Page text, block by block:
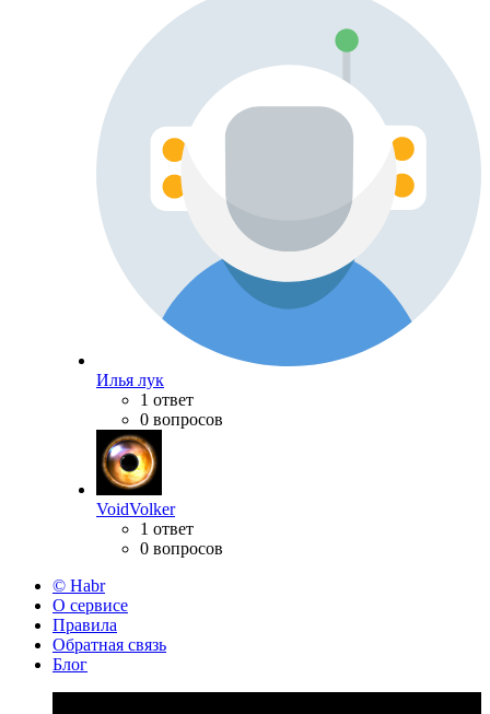
Илья лук
1 ответ
0 вопросов
VoidVolker
1 ответ
0 вопросов
© Habr
О сервисе
Правила
Обратная связь
Блог